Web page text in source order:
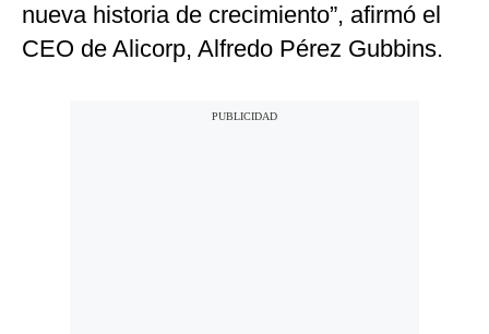
nueva historia de crecimiento”, afirmó el
CEO de Alicorp, Alfredo Pérez Gubbins.